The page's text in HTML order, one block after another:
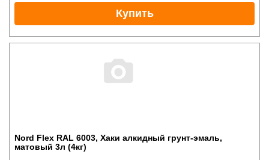
Купить
Nord Flex RAL 6003, Хаки алкидный грунт-эмаль,
матовый 3л (4кг)